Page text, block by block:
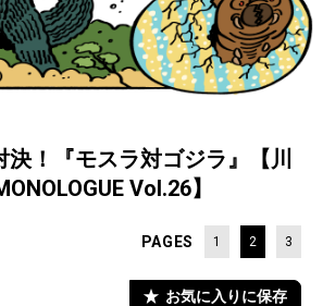
！『モスラ対ゴジラ』【川
Vol.26】
PAGES 1 2 3
お気に入りに保存